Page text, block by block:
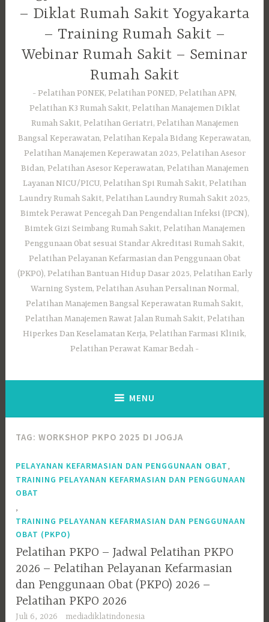
– Diklat Rumah Sakit Yogyakarta
– Training Rumah Sakit –
Webinar Rumah Sakit – Seminar
Rumah Sakit
Pelatihan PONEK, Pelatihan PONED, Pelatihan APN,
Pelatihan K3 Rumah Sakit, Pelatihan Manajemen Diklat
Rumah Sakit, Pelatihan Geriatri, Pelatihan Manajemen
Bangsal Keperawatan, Pelatihan Kepala Bidang Keperawatan,
Pelatihan Manajemen Keperawatan 2025, Pelatihan Asesor
Bidan, Pelatihan Asesor Keperawatan, Pelatihan Manajemen
Layanan NICU/PICU, Pelatihan Spi Rumah Sakit, Pelatihan
Laundry Rumah Sakit, Pelatihan Laundry Rumah Sakit 2025,
Bimtek Perawat Pencegah Dan Pengendalian Infeksi (IPCN),
Bimtek Gizi Seimbang Rumah Sakit, Pelatihan Manajemen
Penggunaan Obat sesuai Standar Akreditasi Rumah Sakit,
Pelatihan Pelayanan Kefarmasian dan Penggunaan Obat
(PKPO), Pelatihan Bantuan Hidup Dasar 2025, Pelatihan Early
Warning System, Pelatihan Asuhan Persalinan Normal,
Pelatihan Manajemen Bangsal Keperawatan Rumah Sakit,
Pelatihan Manajemen Rawat Jalan Rumah Sakit, Pelatihan
Hiperkes Dan Keselamatan Kerja, Pelatihan Farmasi Klinik,
Pelatihan Perawat Kamar Bedah
MENU
TAG:WORKSHOP PKPO 2025 DI JOGJA
PELAYANAN KEFARMASIAN DAN PENGGUNAAN OBAT
TRAINING PELAYANAN KEFARMASIAN DAN PENGGUNAAN
OBAT
TRAINING PELAYANAN KEFARMASIAN DAN PENGGUNAAN
OBAT (PKPO)
Pelatihan PKPO – Jadwal Pelatihan PKPO
2026 – Pelatihan Pelayanan Kefarmasian
dan Penggunaan Obat (PKPO) 2026 –
Pelatihan PKPO 2026
Juli 6, 2026 mediadiklatindonesia